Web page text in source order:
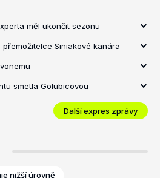
měl ukončit sezonu
Siniakové kanára
smetla Golubicovou
Další expres zprávy
nižší úrovně